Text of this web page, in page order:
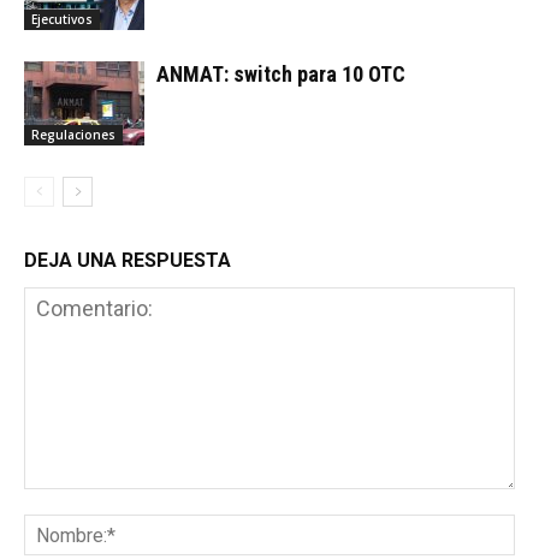
Ejecutivos
Regulaciones
ANMAT: switch para 10 OTC
DEJA UNA RESPUESTA